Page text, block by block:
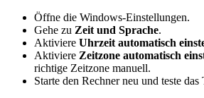
Öffne die Windows-Einstellungen.
Gehe zu Zeit und Sprache.
Aktiviere Uhrzeit automatisch
Aktiviere Zeitzone automatisch
richtige Zeitzone manuell.
Starte den Rechner neu und teste das